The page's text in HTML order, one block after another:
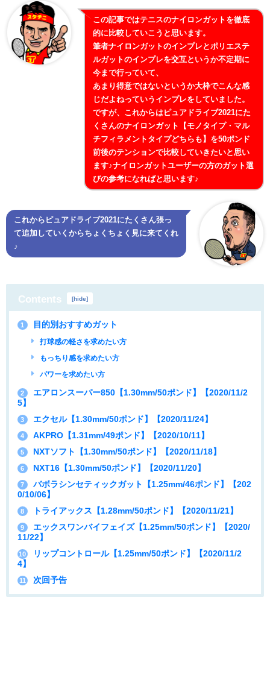
この記事ではテニスのナイロンガットを徹底
的に比較していこうと思います。
筆者ナイロンガットのインプレとポリエステ
ルガットのインプレを交互というか不定期に
今まで行っていて、
あまり得意ではないというか大枠でこんな感
じだよねっていうインプレをしていました。
ですが、これからはピュアドライブ2021にた
くさんのナイロンガット【モノタイプ・マル
チフィラメントタイプどちらも】を50ポンド
前後のテンションで比較していきたいと思い
ます♪ナイロンガットユーザーの方のガット選
びの参考になればと思います♪
これからピュアドライブ2021にたくさん張っ
て追加していくからちょくちょく見に来てくれ
♪
Contents [hide]
1 目的別おすすめガット
打球感の軽さを求めたい方
もっちり感を求めたい方
パワーを求めたい方
2
エアロンスーパー850【1.30mm/50ポンド】【2020/11/2
5】
3 エクセル【1.30mm/50ポンド】【2020/11/24】
4 AKPRO【1.31mm/49ポンド】【2020/10/11】
5 NXTソフト【1.30mm/50ポンド】【2020/11/18】
6 NXT16【1.30mm/50ポンド】【2020/11/20】
7
バボラシンセティックガット【1.25mm/46ポンド】【202
0/10/06】
8 トライアックス【1.28mm/50ポンド】【2020/11/21】
9
エックスワンバイフェイズ【1.25mm/50ポンド】【2020/
11/22】
10
リップコントロール【1.25mm/50ポンド】【2020/11/2
4】
11 次回予告